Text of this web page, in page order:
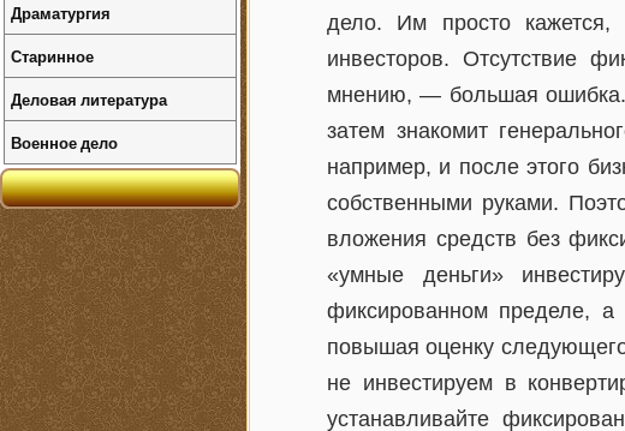
дело. Им просто кажется,
инвесторов. Отсутствие
мнению, — большая ошибка.
затем знакомит
например, и после этого
собственными руками.
вложения средств без
«умные деньги»
фиксированном пределе, а
повышая оценку
не инвестируем в
устанавливайте
Драматургия
Старинное
Деловая литература
Военное дело